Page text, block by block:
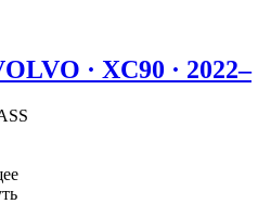
· XC90 · 2022–